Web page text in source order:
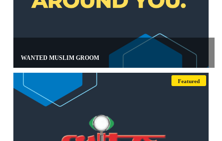
WANTED MUSLIM GROOM
Featured